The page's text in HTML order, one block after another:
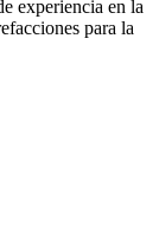
experiencia en la
para la